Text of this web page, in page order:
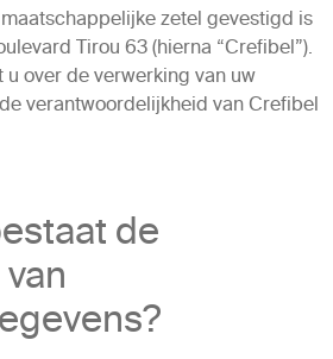
zetel gevestigd is
Tirou 63 (hierna “Crefibel”).
over de verwerking van uw
verantwoordelijkheid van Crefibel
de